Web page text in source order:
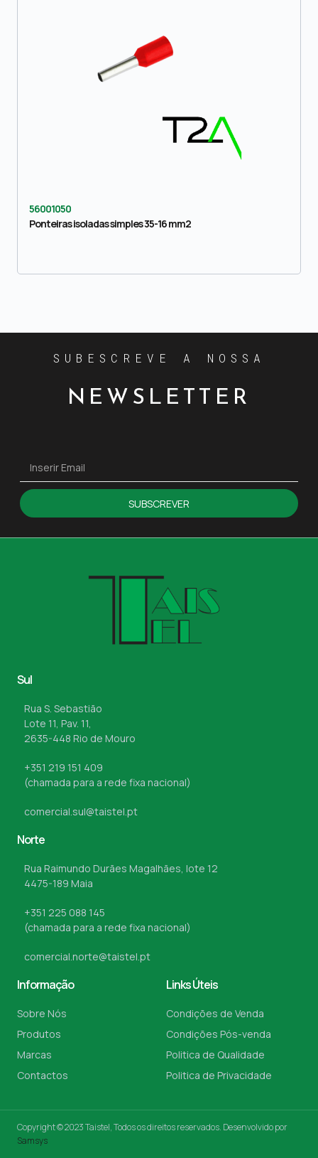
56001050
Ponteiras isoladas simples 35-16 mm2
SUBESCREVE A NOSSA
NEWSLETTER
SUBSCREVER
Sul
Rua S. Sebastião
Lote 11, Pav. 11,
2635-448 Rio de Mouro
+351 219 151 409
(chamada para a rede fixa nacional)
comercial.sul@taistel.pt
Norte
Rua Raimundo Durães Magalhães, lote 12
4475-189 Maia
+351 225 088 145
(chamada para a rede fixa nacional)
comercial.norte@taistel.pt
Informação
Sobre Nós
Produtos
Marcas
Contactos
Links Úteis
Condições de Venda
Condições Pós-venda
Politica de Qualidade
Politica de Privacidade
Copyright © 2023 Taistel, Todos os direitos reservados. Desenvolvido por
Samsys